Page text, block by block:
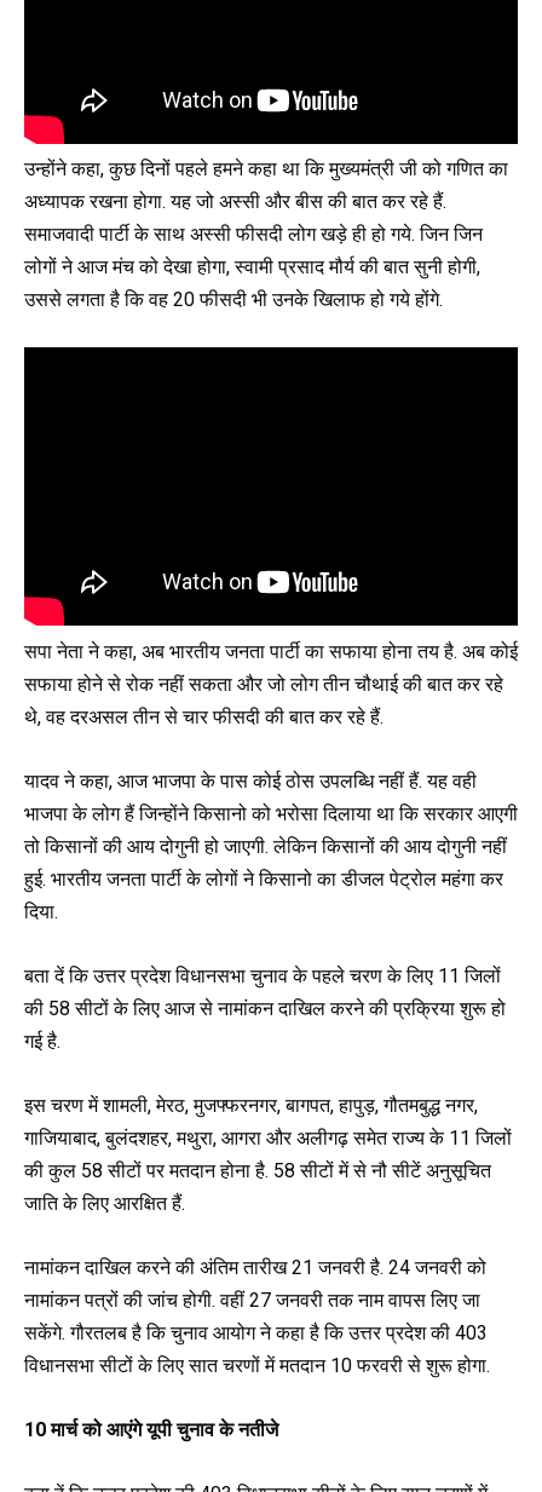
उन्होंने कहा, कुछ दिनों पहले हमने कहा था कि मुख्यमंत्री जी को गणित का
अध्यापक रखना होगा. यह जो अस्सी और बीस की बात कर रहे हैं.
समाजवादी पार्टी के साथ अस्सी फीसदी लोग खड़े ही हो गये. जिन जिन
लोगों ने आज मंच को देखा होगा, स्वामी प्रसाद मौर्य की बात सुनी होगी,
उससे लगता है कि वह 20 फीसदी भी उनके खिलाफ हो गये होंगे.
सपा नेता ने कहा, अब भारतीय जनता पार्टी का सफाया होना तय है. अब कोई
सफाया होने से रोक नहीं सकता और जो लोग तीन चौथाई की बात कर रहे
थे, वह दरअसल तीन से चार फीसदी की बात कर रहे हैं.
यादव ने कहा, आज भाजपा के पास कोई ठोस उपलब्धि नहीं हैं. यह वही
भाजपा के लोग हैं जिन्होंने किसानो को भरोसा दिलाया था कि सरकार आएगी
तो किसानों की आय दोगुनी हो जाएगी. लेकिन किसानों की आय दोगुनी नहीं
हुई. भारतीय जनता पार्टी के लोगों ने किसानो का डीजल पेट्रोल महंगा कर
दिया.
बता दें कि उत्तर प्रदेश विधानसभा चुनाव के पहले चरण के लिए 11 जिलों
की 58 सीटों के लिए आज से नामांकन दाखिल करने की प्रक्रिया शुरू हो
गई है.
इस चरण में शामली, मेरठ, मुजफ्फरनगर, बागपत, हापुड़, गौतमबुद्ध नगर,
गाजियाबाद, बुलंदशहर, मथुरा, आगरा और अलीगढ़ समेत राज्य के 11 जिलों
की कुल 58 सीटों पर मतदान होना है. 58 सीटों में से नौ सीटें अनुसूचित
जाति के लिए आरक्षित हैं.
नामांकन दाखिल करने की अंतिम तारीख 21 जनवरी है. 24 जनवरी को
नामांकन पत्रों की जांच होगी. वहीं 27 जनवरी तक नाम वापस लिए जा
सकेंगे. गौरतलब है कि चुनाव आयोग ने कहा है कि उत्तर प्रदेश की 403
विधानसभा सीटों के लिए सात चरणों में मतदान 10 फरवरी से शुरू होगा.
10 मार्च को आएंगे यूपी चुनाव के नतीजे